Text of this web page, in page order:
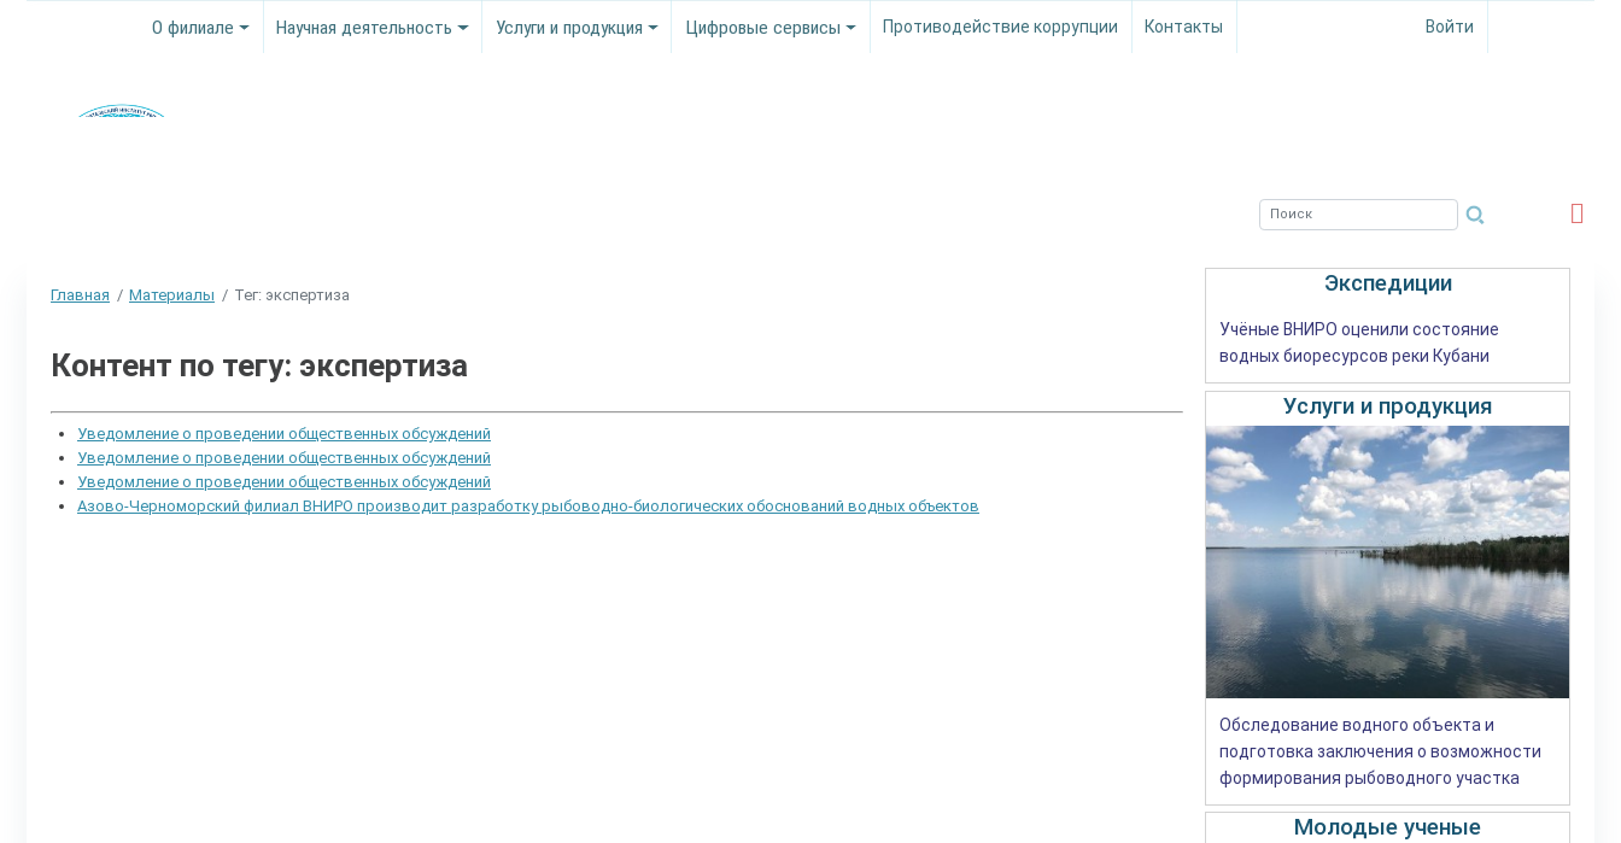
О филиале Научная деятельность Услуги и продукция Цифровые сервисы Противодействие коррупции Контакты Войти
Главная Материалы Тег: экспертиза
Контент по тегу: экспертиза
Уведомление о проведении общественных обсуждений
Уведомление о проведении общественных обсуждений
Уведомление о проведении общественных обсуждений
Азово-Черноморский филиал ВНИРО производит разработку рыбоводно-биологических обоснований водных объектов
Экспедиции
Учёные ВНИРО оценили состояние
водных биоресурсов реки Кубани
Услуги и продукция
Обследование водного объекта и
подготовка заключения о возможности
формирования рыбоводного участка
Молодые ученые